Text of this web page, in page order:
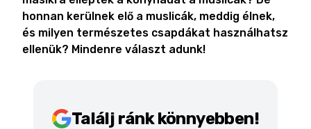
honnan kerülnek elő a muslicák, meddig élnek,
és milyen természetes csapdákat használhatsz
ellenük? Mindenre választ adunk!
Találj ránk könnyebben!